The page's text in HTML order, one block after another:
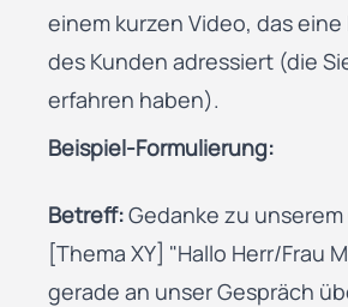
einem kurzen Video, das
des Kunden adressiert (die
erfahren haben).
Beispiel-Formulierung:
Betreff:Gedanke zu
[Thema XY] "Hallo Herr/Frau
gerade an unser Gespräch